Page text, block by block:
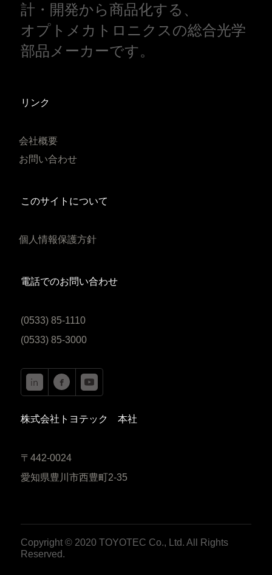
計・開発から商品化する、
オプトメカトロニクスの総合光学
部品メーカーです。
リンク
会社概要
お問い合わせ
このサイトについて
個人情報保護方針
電話でのお問い合わせ
(0533) 85-1110
(0533) 85-3000
株式会社トヨテック 本社
〒442-0024
愛知県豊川市西豊町2-35
Copyright © 2020 TOYOTEC Co., Ltd. All Rights
Reserved.